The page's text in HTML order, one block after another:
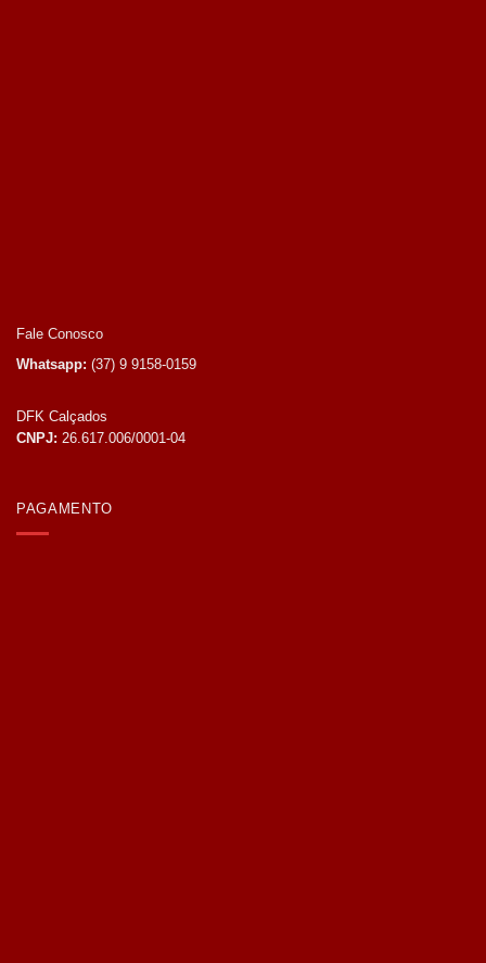
Fale Conosco
Whatsapp: (37) 9 9158-0159
DFK Calçados
CNPJ: 26.617.006/0001-04
PAGAMENTO